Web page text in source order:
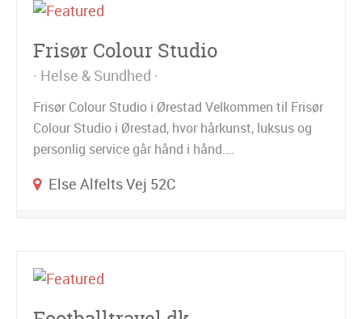
Frisør Colour Studio
Helse & Sundhed
Frisør Colour Studio i Ørestad Velkommen til Frisør
Colour Studio i Ørestad, hvor hårkunst, luksus og
personlig service går hånd i hånd.…
Else Alfelts Vej 52C